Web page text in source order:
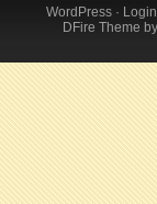
WordPress· Login
DFire Theme